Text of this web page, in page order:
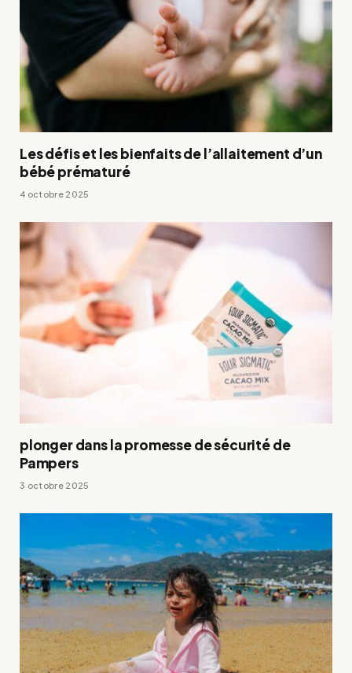
Les défis et les bienfaits de l’allaitement d’un
bébé prématuré
4 octobre 2025
plonger dans la promesse de sécurité de
Pampers
3 octobre 2025